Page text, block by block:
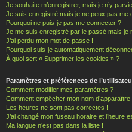
Je souhaite m’enregistrer, mais je n’y
Je suis enregistré mais je ne peux pas me
Pourquoi ne puis-je pas me connecter ?
Je me suis enregistré par le passé mais je
J’ai perdu mon mot de passe !
Pourquoi suis-je automatiquement
À quoi sert « Supprimer les cookies » ?
Paramètres et préférences de
Comment modifier mes paramètres ?
Comment empêcher mon nom
Les heures ne sont pas correctes !
J’ai changé mon fuseau horaire et l’heure
Ma langue n’est pas dans la liste !